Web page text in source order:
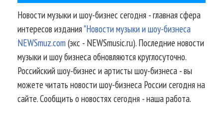
Новости музыки и шоу-бизнес сегодня - главная сфера
интересов издания"Новости музыки и шоу-бизнеса
NEWSmuz.com(экс - NEWSmusic.ru). Последние новости
музыки и шоу бизнеса обновляются круглосуточно.
Российский шоу-бизнес и артисты шоу-бизнеса - вы
можете читать новости шоу-бизнеса России сегодня на
сайте. Сообщить о новостях сегодня - наша работа.